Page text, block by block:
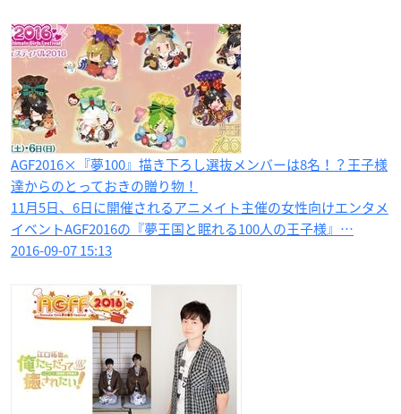
AGF2016×『夢100』描き下ろし選抜メンバーは8名！？王子様
達からのとっておきの贈り物！
11月5日、6日に開催されるアニメイト主催の女性向けエンタメ
イベントAGF2016の『夢王国と眠れる100人の王子様』…
2016-09-07 15:13